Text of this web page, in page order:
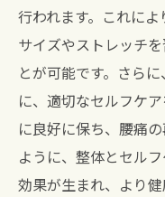
行われます。これに
サイズやストレッチ
とが可能です。さら
に、適切なセルフケ
に良好に保ち、腰痛
ように、整体とセル
効果が生まれ、より